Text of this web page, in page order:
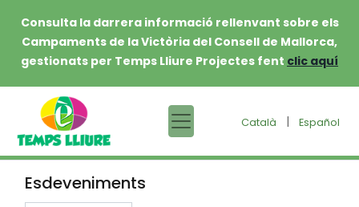
Consulta la darrera informació rellenvant sobre els
Campaments de la Victòria del Consell de Mallorca,
gestionats per Temps Lliure Projectes fent clic aquí
Català | Español
Esdeveniments